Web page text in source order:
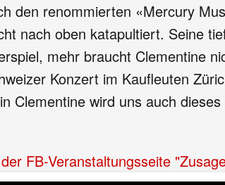
den renommierten «Mercury
nach oben katapultiert. Seine
mehr braucht Clementine
Konzert im Kaufleuten
Clementine wird uns auch
FB-Veranstaltungsseite